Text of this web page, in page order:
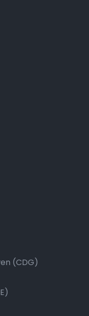
(CDG)